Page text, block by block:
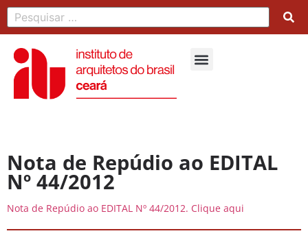
Nota de Repúdio ao EDITAL
Nº 44/2012
Nota de Repúdio ao EDITAL Nº 44/2012. Clique aqui